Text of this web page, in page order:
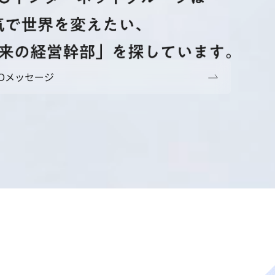
メッセージ